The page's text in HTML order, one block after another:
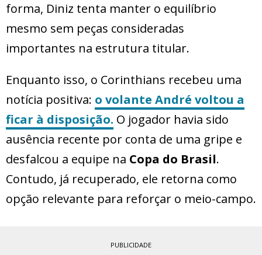
forma, Diniz tenta manter o equilíbrio
mesmo sem peças consideradas
importantes na estrutura titular.
Enquanto isso, o Corinthians recebeu uma
notícia positiva: o volante André voltou a
ficar à disposição. O jogador havia sido
ausência recente por conta de uma gripe e
desfalcou a equipe na Copa do Brasil.
Contudo, já recuperado, ele retorna como
opção relevante para reforçar o meio-campo.
PUBLICIDADE